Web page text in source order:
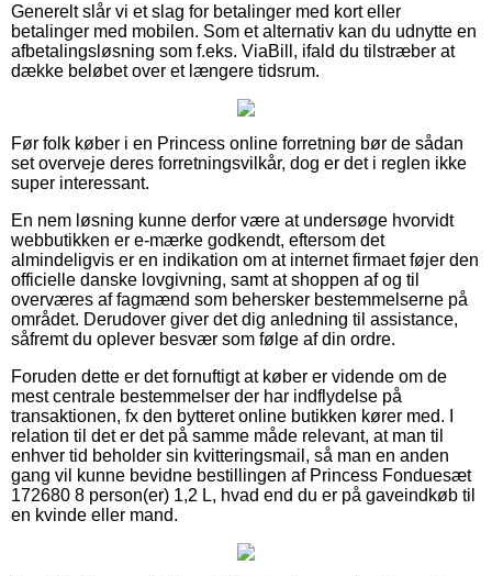
Generelt slår vi et slag for betalinger med kort eller
betalinger med mobilen. Som et alternativ kan du udnytte en
afbetalingsløsning som f.eks. ViaBill, ifald du tilstræber at
dække beløbet over et længere tidsrum.
Før folk køber i en Princess online forretning bør de sådan
set overveje deres forretningsvilkår, dog er det i reglen ikke
super interessant.
En nem løsning kunne derfor være at undersøge hvorvidt
webbutikken er e-mærke godkendt, eftersom det
almindeligvis er en indikation om at internet firmaet føjer den
officielle danske lovgivning, samt at shoppen af og til
overværes af fagmænd som behersker bestemmelserne på
området. Derudover giver det dig anledning til assistance,
såfremt du oplever besvær som følge af din ordre.
Foruden dette er det fornuftigt at køber er vidende om de
mest centrale bestemmelser der har indflydelse på
transaktionen, fx den bytteret online butikken kører med. I
relation til det er det på samme måde relevant, at man til
enhver tid beholder sin kvitteringsmail, så man en anden
gang vil kunne bevidne bestillingen af Princess Fonduesæt
172680 8 person(er) 1,2 L, hvad end du er på gaveindkøb til
en kvinde eller mand.